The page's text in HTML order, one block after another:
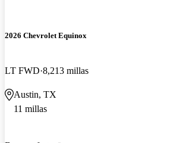
2026 Chevrolet Equinox
LT FWD 8,213 millas
Austin, TX
11 millas